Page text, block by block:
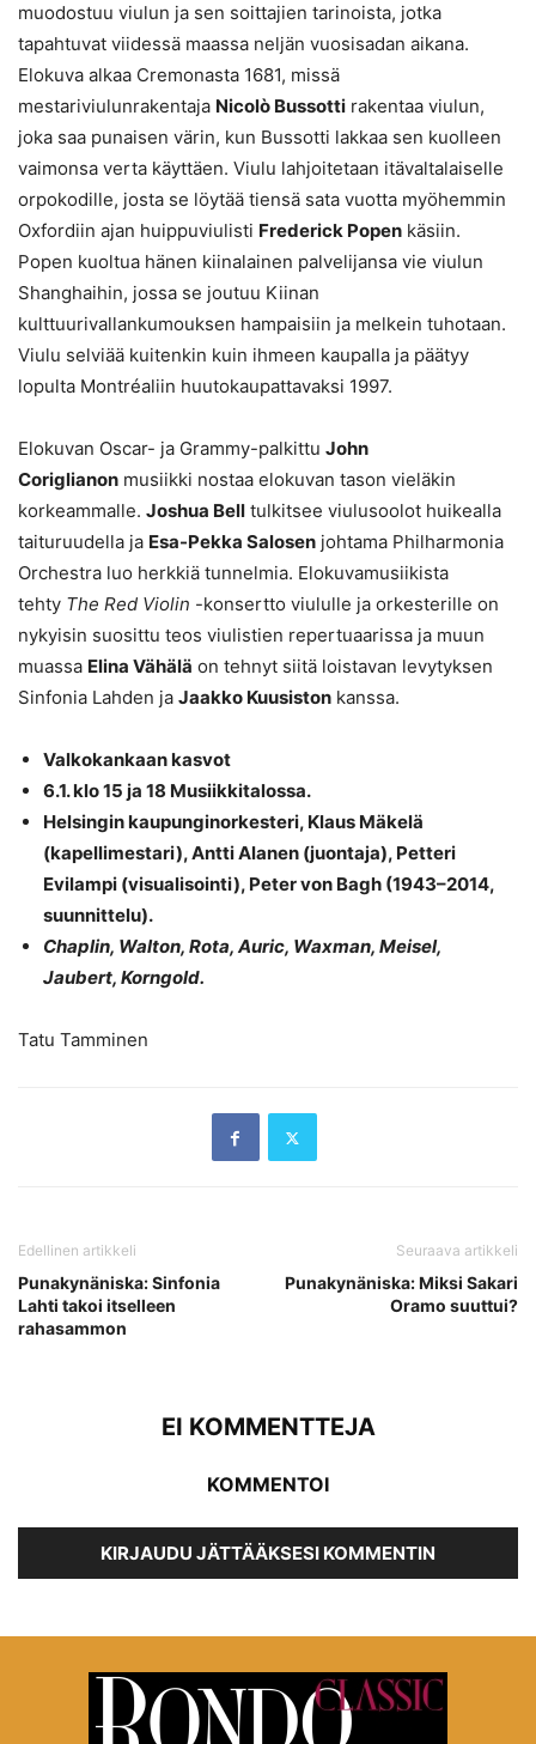
muodostuu viulun ja sen soittajien tarinoista, jotka
tapahtuvat viidessä maassa neljän vuosisadan aikana.
Elokuva alkaa Cremonasta 1681, missä
mestariviulunrakentaja Nicolò Bussotti rakentaa viulun,
joka saa punaisen värin, kun Bussotti lakkaa sen kuolleen
vaimonsa verta käyttäen. Viulu lahjoitetaan itävaltalaiselle
orpokodille, josta se löytää tiensä sata vuotta myöhemmin
Oxfordiin ajan huippuviulisti Frederick Popen käsiin.
Popen kuoltua hänen kiinalainen palvelijansa vie viulun
Shanghaihin, jossa se joutuu Kiinan
kulttuurivallankumouksen hampaisiin ja melkein tuhotaan.
Viulu selviää kuitenkin kuin ihmeen kaupalla ja päätyy
lopulta Montréaliin huutokaupattavaksi 1997.
Elokuvan Oscar- ja Grammy-palkittu John
Coriglianon musiikki nostaa elokuvan tason vieläkin
korkeammalle. Joshua Bell tulkitsee viulusoolot huikealla
taituruudella ja Esa-Pekka Salosen johtama Philharmonia
Orchestra luo herkkiä tunnelmia. Elokuvamusiikista
tehty The Red Violin -konsertto viululle ja orkesterille on
nykyisin suosittu teos viulistien repertuaarissa ja muun
muassa Elina Vähälä on tehnyt siitä loistavan levytyksen
Sinfonia Lahden ja Jaakko Kuusiston kanssa.
Valkokankaan kasvot
6.1. klo 15 ja 18 Musiikkitalossa.
Helsingin kaupunginorkesteri, Klaus Mäkelä
(kapellimestari), Antti Alanen (juontaja), Petteri
Evilampi (visualisointi), Peter von Bagh (1943–2014,
suunnittelu).
Chaplin, Walton, Rota, Auric, Waxman, Meisel,
Jaubert, Korngold.
Tatu Tamminen
Edellinen artikkeli
Punakynäniska: Sinfonia
Lahti takoi itselleen
rahasammon
Seuraava artikkeli
Punakynäniska: Miksi Sakari
Oramo suuttui?
EI KOMMENTTEJA
KOMMENTOI
KIRJAUDU JÄTTÄÄKSESI KOMMENTIN